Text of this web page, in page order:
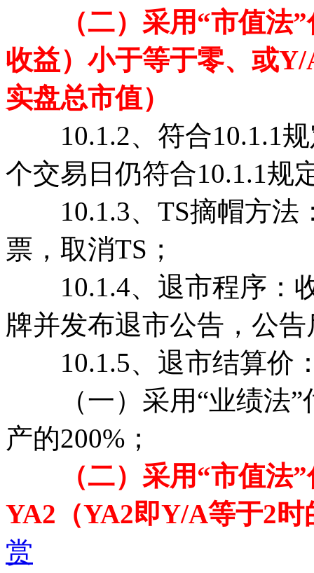
（二）采用“市值
收益）小于等于零、或
实盘总市值）
10.1.2、符合10.1.1规
个交易日仍符合10.1.1规
10.1.3、TS摘帽方法
票，取消TS；
10.1.4、退市程序：收
牌并发布退市公告，公
10.1.5、退市结算价
（一）采用“业绩法”
产的200%；
（二）采用“市值法
YA2（YA2即Y/A等于2时
赏